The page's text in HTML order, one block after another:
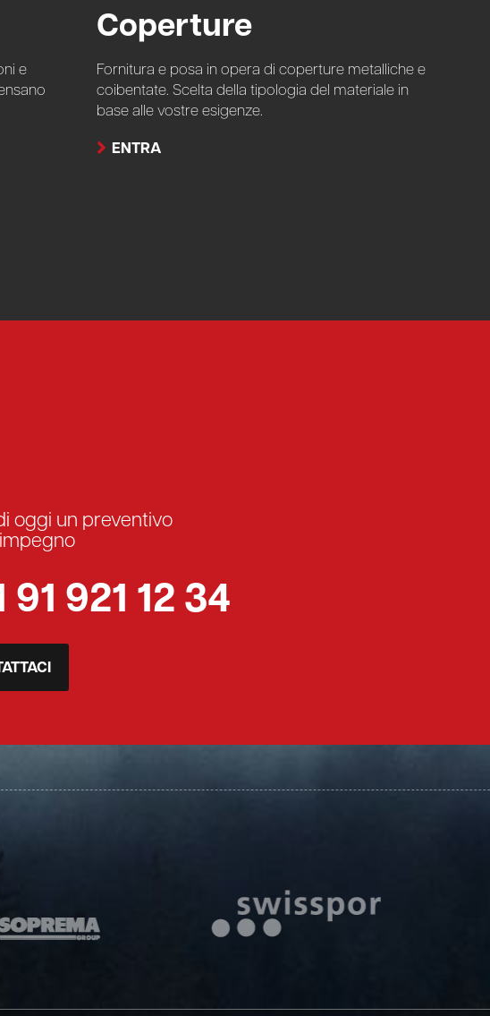
e
Coperture
Fornitura e posa in opera di coperture metalliche e
coibentate. Scelta della tipologia del materiale in
base alle vostre esigenze.
ENTRA
oggi un preventivo
91 921 12 34